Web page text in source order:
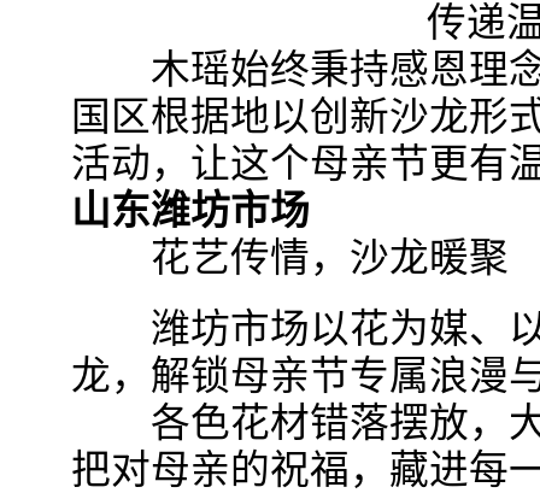
传递温
木瑶始终秉持感恩理念
国区根据地以创新沙龙形
活动，让这个母亲节更有
山东潍坊市场
花艺传情，沙龙暖聚
潍坊市场以花为媒、以
龙，解锁母亲节专属浪漫
各色花材错落摆放，大
把对母亲的祝福，藏进每